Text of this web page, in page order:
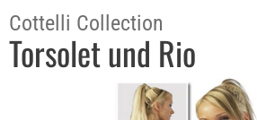
Cottelli Collection
Torsolet und Rio